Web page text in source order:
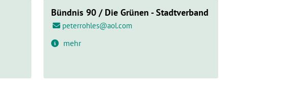
Bündnis 90 / Die Grünen - Stadtverband
peterrohles@aol.com
mehr